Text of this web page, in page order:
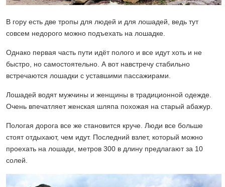
В гору есть две тропы для людей и для лошадей, ведь тут
совсем недорого можно подъехать на лошадке.
Однако первая часть пути идёт полого и все идут хоть и не
быстро, но самостоятельно. А вот навстречу стабильно
встречаются лошадки с уставшими пассажирами.
Лошадей водят мужчины и женщины в традиционной одежде.
Очень впечатляет женская шляпа похожая на старый абажур.
Пологая дорога все же становится круче. Люди все больше
стоят отдыхают, чем идут. Последний взлет, который можно
проехать на лошади, метров 300 в длину предлагают за 10
солей.